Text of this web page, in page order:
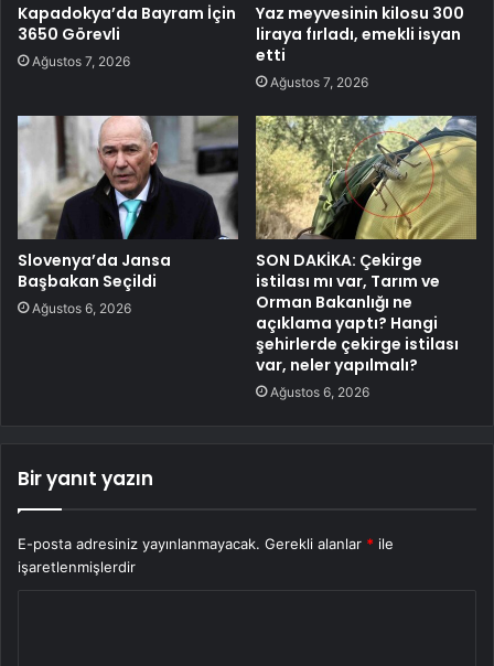
Kapadokya’da Bayram İçin
3650 Görevli
Ağustos 7, 2026
Yaz meyvesinin kilosu 300
liraya fırladı, emekli isyan
etti
Ağustos 7, 2026
Slovenya’da Jansa
Başbakan Seçildi
Ağustos 6, 2026
SON DAKİKA: Çekirge
istilası mı var, Tarım ve
Orman Bakanlığı ne
açıklama yaptı? Hangi
şehirlerde çekirge istilası
var, neler yapılmalı?
Ağustos 6, 2026
Bir yanıt yazın
E-posta adresiniz yayınlanmayacak. Gerekli alanlar * ile
işaretlenmişlerdir